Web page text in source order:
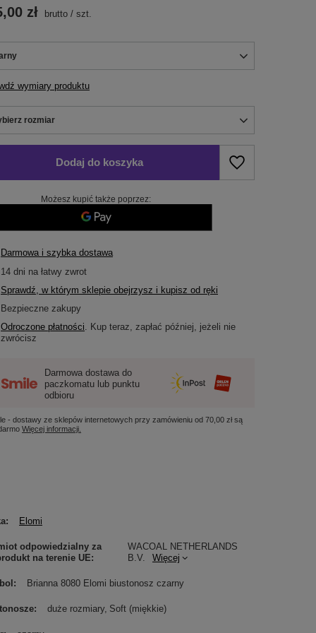
rozmiar
rozmiar
wymiary produktu
zł brutto /szt.
Dodaj do koszyka
Możesz kupić także poprzez:
Darmowa i szybka dostawa
14 dni na łatwy zwrot
Sprawdź, w którym sklepie obejrzysz i kupisz od ręki
Bezpieczne zakupy
Odroczone płatności . Kup teraz, zapłać później, jeżeli nie
zwrócisz
Darmowa dostawa do
paczkomatu lub punktu
odbioru
- dostawy ze sklepów internetowych przy zamówieniu od70,00 złsą
Więcej informacji.
Elomi
odpowiedzialny za
na terenie UE
WACOAL NETHERLANDS
B.V.
Więcej
Brianna 8080 Elomi biustonosz czarny
duże rozmiary Soft (miękkie)